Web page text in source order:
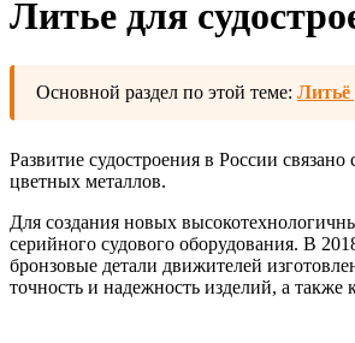
Литье для
Основной раздел по этой теме: Литьё
Развитие судостроения в России
цветных металлов.
Для создания новых
серийного судового оборудования. В
бронзовые детали движителей
точность и надежность изделий, а